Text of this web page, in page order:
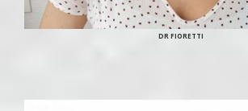
DR FIORETTI